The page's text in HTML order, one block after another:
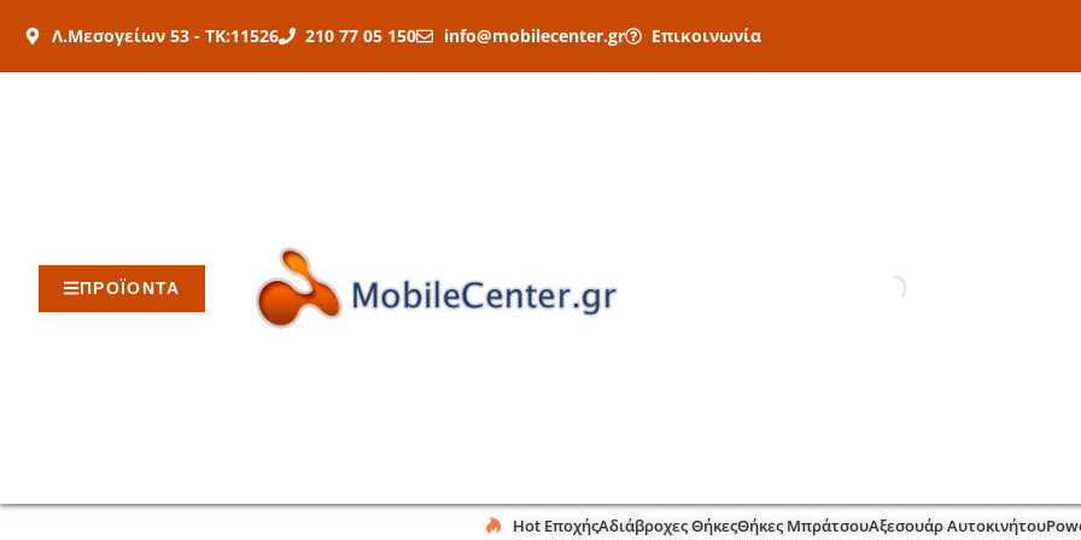
στο
Λ.Μεσογείων 53 - ΤΚ:11526 210 77 05 150 info@mobilecenter.gr Επικοινωνία
ΠΡΟΪΟΝΤΑ
Hot ΕποχήςΑδιάβροχες ΘήκεςΘήκες ΜπράτσουΑξεσουάρ Αυτοκινήτου